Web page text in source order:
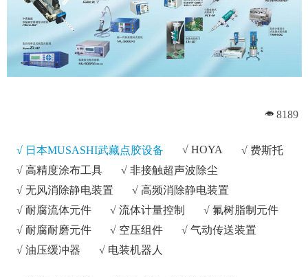
8189
√ 日本MUSASHI武藏点胶设备 √ HOYA √ 费斯托
√ 高精度涂布工具 √ 非接触超声波除尘
√ 无风消除静电装置 √ 高频消除静电装置
√ 耐腐流体元件 √ 流体计量控制 √ 氟树脂制元件
√ 耐腐耐磨元件 √ 空压组件 √ 气动传送装置
√ 油压缓冲器 √ 电装机器人